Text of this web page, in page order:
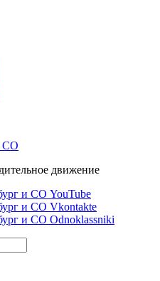
СО
движение
и СО YouTube
и СО Vkontakte
и СО Odnoklassniki